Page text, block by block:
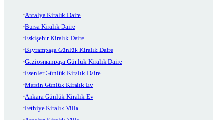
Antalya Kiralık Daire
Bursa Kiralık Daire
Eskişehir Kiralık Daire
Bayrampaşa Günlük Kiralık Daire
Gaziosmanpaşa Günlük Kiralık Daire
Esenler Günlük Kiralık Daire
Mersin Günlük Kiralık Ev
Ankara Günlük Kiralık Ev
Fethiye Kiralık Villa